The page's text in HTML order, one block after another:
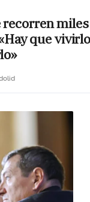
recorren miles
que